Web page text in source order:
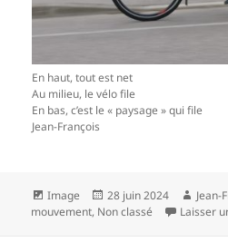
En haut, tout est net
Au milieu, le vélo file
En bas, c’est le « paysage » qui file
Jean-François
Format
Image
Publié
le
28 juin 2024 Jean-
mouvement, Non classé Laisser